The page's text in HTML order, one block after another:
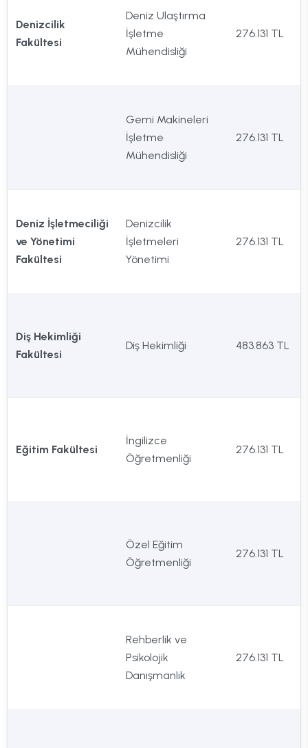
Denizcilik
Fakültesi
Deniz Ulaştırma
İşletme
Mühendisliği
276.131 TL
Gemi Makineleri
İşletme
Mühendisliği
276.131 TL
Deniz İşletmeciliği
ve Yönetimi
Fakültesi
Denizcilik
İşletmeleri
Yönetimi
276.131 TL
Diş Hekimliği
Fakültesi
Diş Hekimliği 483.863 TL
Eğitim Fakültesi
İngilizce
Öğretmenliği
276.131 TL
Özel Eğitim
Öğretmenliği
276.131 TL
Rehberlik ve
Psikolojik
Danışmanlık
276.131 TL